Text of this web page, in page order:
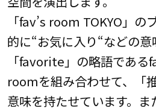
「fav’s room TOKYO」
的に“お気に入り“などの
「favorite」の略語である
roomを組み合わせて、「
意味を持たせています。